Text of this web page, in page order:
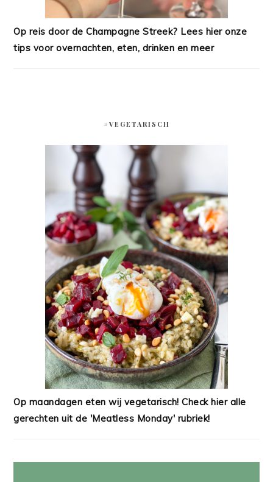
Op reis door de Champagne Streek? Lees hier onze
tips voor overnachten, eten, drinken en meer
#VEGETARISCH
Op maandagen eten wij vegetarisch! Check hier alle
gerechten uit de 'Meatless Monday' rubriek!